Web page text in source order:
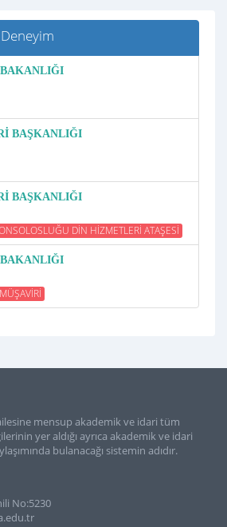
BAŞKANLIĞI
BAŞKANLIĞI
DİN HİZMETLERİ ATAŞESİ
mensup akademik ve idari tüm
yer aldığı ayrıca akademik ve idari
bulanacağı sistemin adıdır.
No:5230